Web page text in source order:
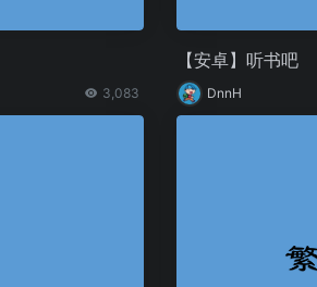
3,083
【安卓】听书吧
DnnH